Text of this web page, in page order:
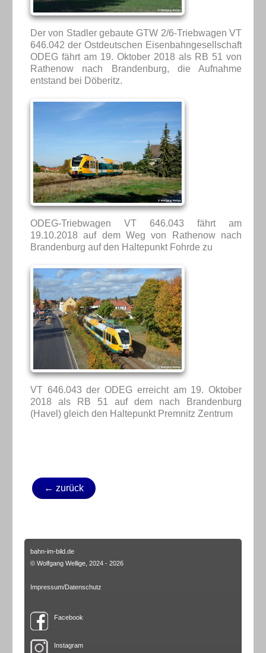
Der von Stadler gebaute GTW 2/6-Triebwagen VT
646.042 der Ostdeutschen Eisenbahngesellschaft
ODEG fährt am 19. Oktober 2018 als RB 51 von
Rathenow nach Brandenburg, die Aufnahme
entstand bei Döberitz.
ODEG-Triebwagen VT 646.043 fährt am
19.10.2018 auf dem Weg von Rathenow nach
Brandenburg auf den Haltepunkt Fohrde zu
VT 646.043 der ODEG erreicht am 19. Oktober
2018 als RB 51 auf dem nach Brandenburg
(Havel) gleich den Haltepunkt Premnitz Zentrum
← zurück
bahn-im-bild.de
© Wolfgang Wellige, 2024 - 2026
Impressum/Datenschutz
Facebook
Instagram